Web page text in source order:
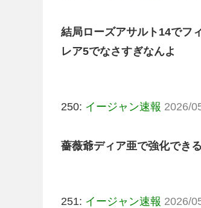
結局ローズアサルト14でフ
レア5でなさすぎなんよ
250: イージャン速報 2026/
薔薇爺ディア亜で強化でき
251: イージャン速報 2026/